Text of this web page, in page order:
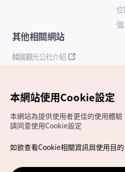
個
其他相關網站
韓國觀光公社介紹
Copyrights (c) 韓國觀光公社版權
如有相關疑問或建議，歡迎來信
本網站使用Cookie設定
本網站為提供使用者更佳的使用體
請同意使用Cookie設定
如欲查看Cookie相關資訊與使用目